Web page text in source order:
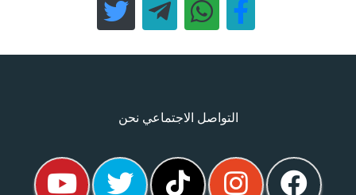
التواصل الاجتماعي نحن